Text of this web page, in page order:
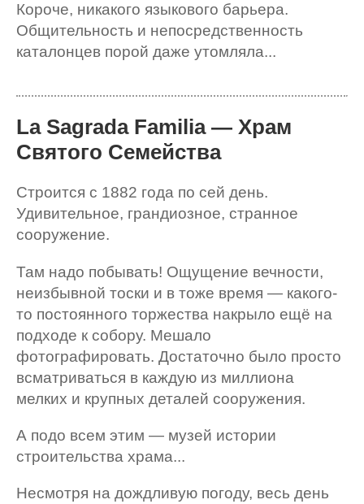
Короче, никакого языкового барьера.
Общительность и непосредственность
каталонцев порой даже утомляла...
La Sagrada Familia — Храм
Святого Семейства
Строится с 1882 года по сей день.
Удивительное, грандиозное, странное
сооружение.
Там надо побывать! Ощущение вечности,
неизбывной тоски и в тоже время — какого-
то постоянного торжества накрыло ещё на
подходе к собору. Мешало
фотографировать. Достаточно было просто
всматриваться в каждую из миллиона
мелких и крупных деталей сооружения.
А подо всем этим — музей истории
строительства храма...
Несмотря на дождливую погоду, весь день